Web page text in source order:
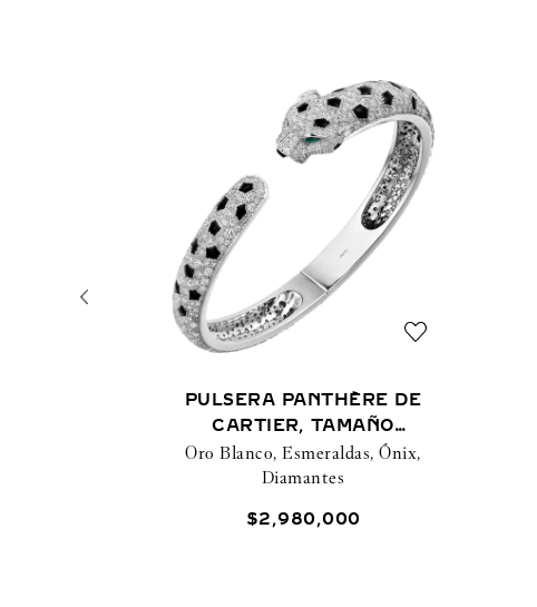
PULSERA PANTHÈRE DE
CARTIER, TAMAÑO
MEDIANO, PAVÉ
Oro Blanco, Esmeraldas, Ónix,
Diamantes
$2,980,000